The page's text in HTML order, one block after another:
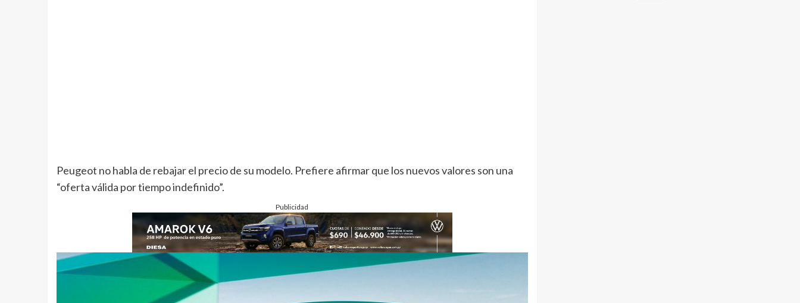
Peugeot no habla de rebajar el precio de su modelo. Prefiere afirmar que los nuevos valores son una
“oferta válida por tiempo indefinido”.
Publicidad